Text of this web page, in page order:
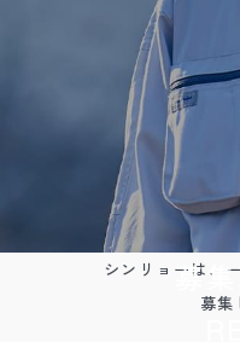
募
シンリョーは、
募集